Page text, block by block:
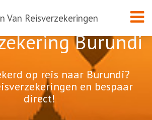
Van Reisverzekeringen
Burundi
op reis naar Burundi?
en bespaar
direct!